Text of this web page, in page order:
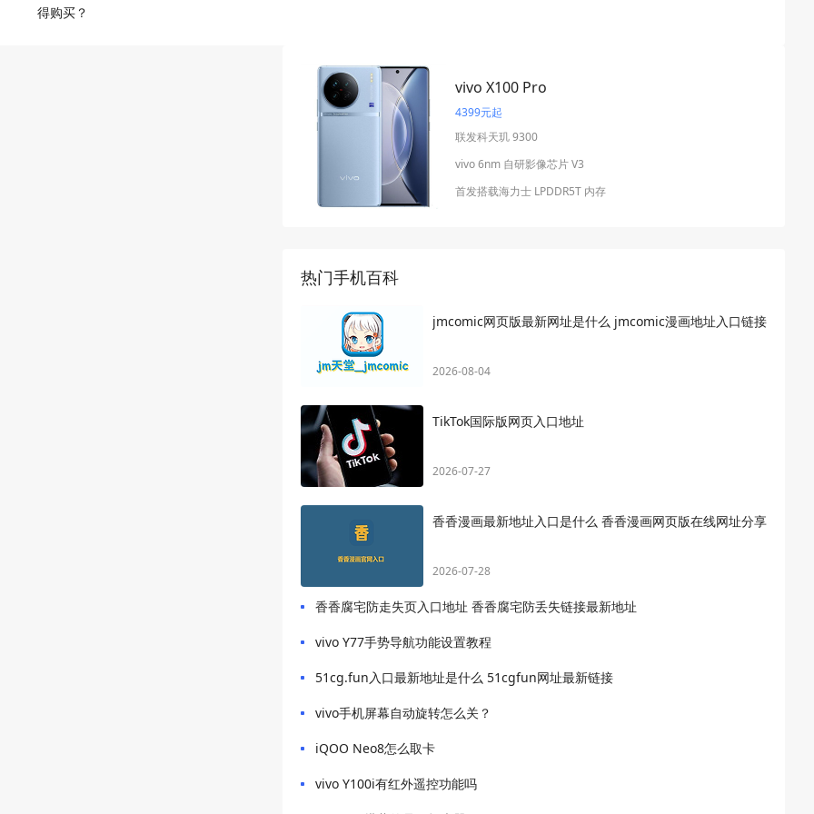
得购买？
vivo X100 Pro
4399元起
联发科天玑 9300
vivo 6nm 自研影像芯片 V3
首发搭载海力士 LPDDR5T 内存
热门手机百科
jmcomic网页版最新网址是什么 jmcomic漫画地址入口链接
2026-08-04
TikTok国际版网页入口地址
2026-07-27
香香漫画最新地址入口是什么 香香漫画网页版在线网址分享
2026-07-28
香香腐宅防走失页入口地址 香香腐宅防丢失链接最新地址
vivo Y77手势导航功能设置教程
51cg.fun入口最新地址是什么 51cgfun网址最新链接
vivo手机屏幕自动旋转怎么关？
iQOO Neo8怎么取卡
vivo Y100i有红外遥控功能吗